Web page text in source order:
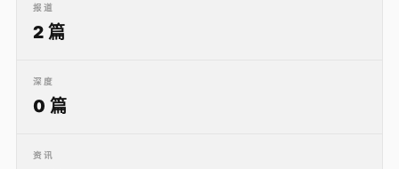
报道
2 篇
深度
0 篇
资讯